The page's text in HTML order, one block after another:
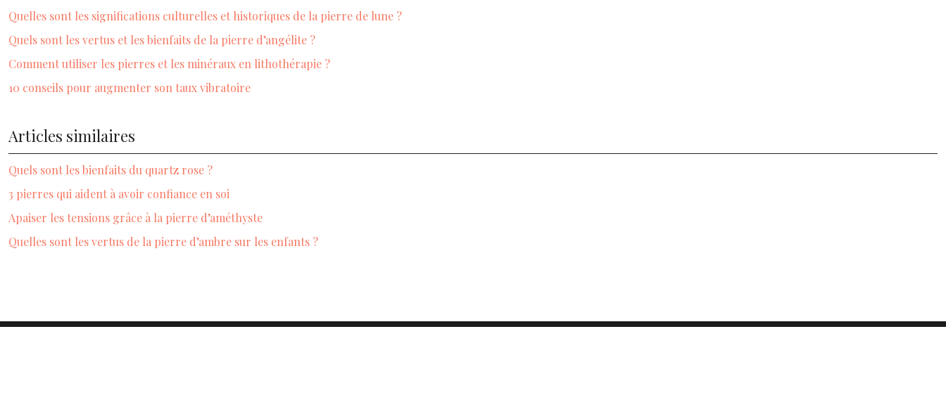
Quelles sont les significations culturelles et historiques de la pierre de lune ?
Quels sont les vertus et les bienfaits de la pierre d’angélite ?
Comment utiliser les pierres et les minéraux en lithothérapie ?
10 conseils pour augmenter son taux vibratoire
Articles similaires
Quels sont les bienfaits du quartz rose ?
3 pierres qui aident à avoir confiance en soi
Apaiser les tensions grâce à la pierre d’améthyste
Quelles sont les vertus de la pierre d’ambre sur les enfants ?